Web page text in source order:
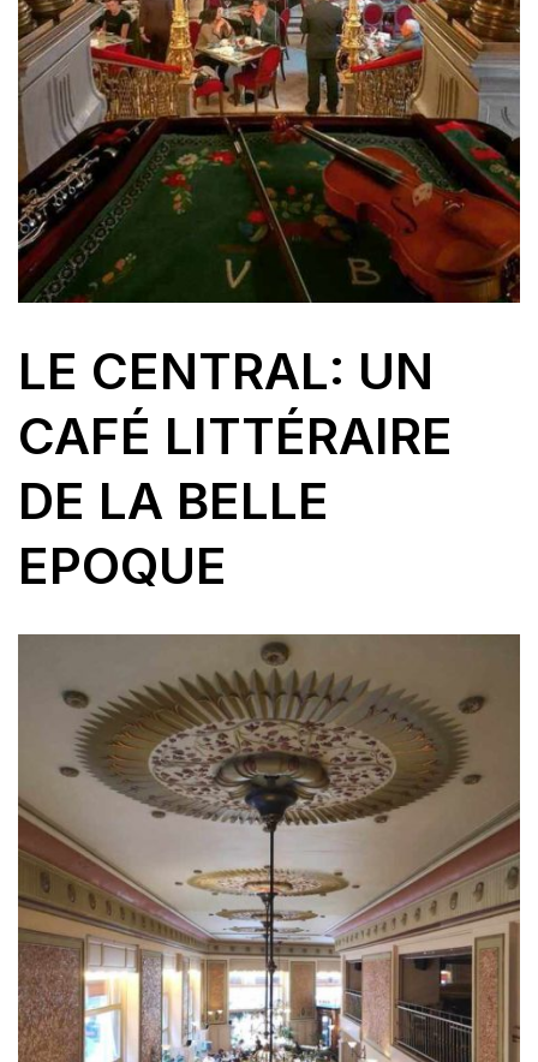
LE CENTRAL: UN
CAFÉ LITTÉRAIRE
DE LA BELLE
EPOQUE